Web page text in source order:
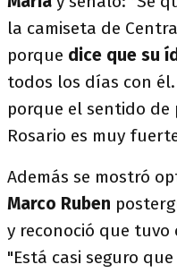
la camiseta de
porque dice que su
todos los días con él.
porque el sentido
Rosario es muy
Además se mostró
Marco Ruben
y reconoció que
"Está casi seguro